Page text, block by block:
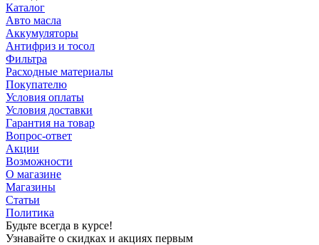
Каталог
Авто масла
Аккумуляторы
Антифриз и тосол
Фильтра
Расходные материалы
Покупателю
Условия оплаты
Условия доставки
Гарантия на товар
Вопрос-ответ
Акции
Возможности
О магазине
Магазины
Статьи
Политика
Будьте всегда в курсе!
Узнавайте о скидках и акциях первым